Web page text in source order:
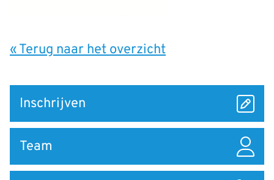
« Terug naar het overzicht
naar
Inschrijven
Team